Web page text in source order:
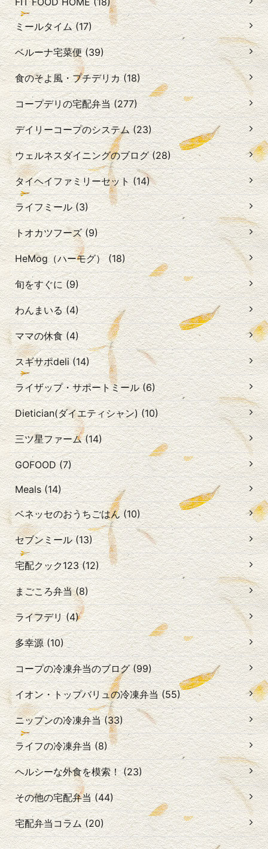
ミールタイム (17)
ベルーナ宅菜便 (39)
食のそよ風・プチデリカ (18)
コープデリの宅配弁当 (277)
デイリーコープのシステム (23)
ウェルネスダイニングのブログ (28)
タイヘイファミリーセット (14)
ライフミール (3)
トオカツフーズ (9)
HeMog（ハーモグ） (18)
旬をすぐに (9)
わんまいる (4)
ママの休食 (4)
スギサポdeli (14)
ライザップ・サポートミール (6)
Dietician(ダイエティシャン) (10)
三ツ星ファーム (14)
GOFOOD (7)
Meals (14)
ベネッセのおうちごはん (10)
セブンミール (13)
宅配クック123 (12)
まごころ弁当 (8)
ライフデリ (4)
多幸源 (10)
コープの冷凍弁当のブログ (99)
イオン・トップバリュの冷凍弁当 (55)
ニップンの冷凍弁当 (33)
ライフの冷凍弁当 (8)
ヘルシーな外食を模索！ (23)
その他の宅配弁当 (44)
宅配弁当コラム (20)